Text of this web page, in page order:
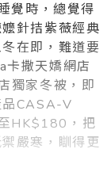
覺時，總覺得
針拮紫薇經典
在即，難道要
卡撒天嬌網店
獨家冬被，即
品CASA-V
HK$180，把
嚴寒，瞓得更